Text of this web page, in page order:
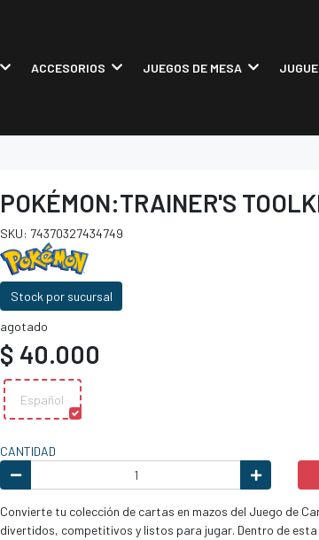
ACCESORIOS JUEGOS DE MESA
POKÉMON:TRAINER'S
SKU: 74370327434749
Stock por sucursal
agotado
$ 40.000
Español
CANTIDAD
Convierte tu colección de cartas en mazos del Juego de
divertidos, competitivos y listos para jugar. Dentro de